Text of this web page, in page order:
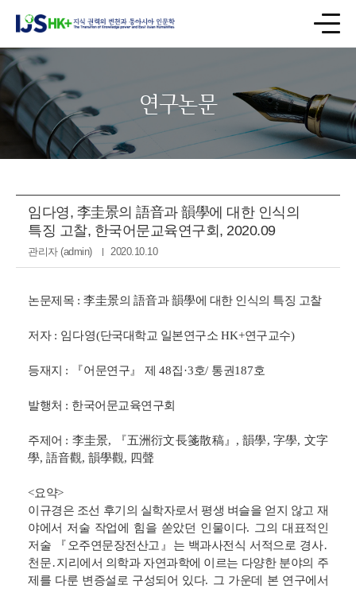
연구논문
임다영, 李圭景의 語音과 韻學에 대한 인식의
특징 고찰, 한국어문교육연구회, 2020.09
관리자 (admin) 2020.10.10
논문제목 : 李圭景의 語音과韻學에 대한 인식의 특징 고찰
저자 : 임다영(단국대학교 일본연구소 HK+연구교수)
등재지 : 『어문연구 』 제 48집·3호/ 통권187호
발행처 : 한국어문교육연구회
주제어 : 李圭景, 『五洲衍文長箋散稿』 , 韻學, 字學, 文字
學, 語音觀, 韻學觀, 四聲
<요약>
이규경은 조선 후기의 실학자로서 평생 벼슬을 얻지 않고 재
야에서 저술 작업에 힘을 쏟았던 인물이다. 그의 대표적인
저술
『 오주연문장전산고 』 는 백과사전식 서적으로 경사․
천문․지리에서 의학과 자연과학에 이르는 다양한 분야의 주
제를 다룬 변증설로 구성되어 있다. 그 가운데 본 연구에서